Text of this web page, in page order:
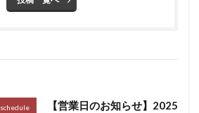
schedule
【営業日のお知らせ】2025